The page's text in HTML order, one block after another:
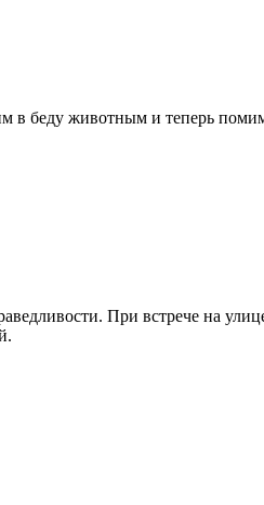
в беду животным и теперь
При встрече на